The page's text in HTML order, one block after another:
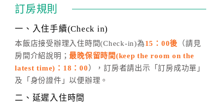
話方式異動訂單。
※非客服時間之申辦異動，皆為次日計算及辦理。
五、客服時間
週一至週日，上午9:00～晚上6:00
六、聯絡方式
(07)9682715 。
訂房規則
一、入住手續(Check in)
本飯店接受辦理入住時間(Check-in)為15：00後 （請見
房間介紹說明；最晚保留時間(keep the room on the
latest time)：18：00 ），訂房者請出示「訂房成功單」
及「身份證件」以便辦理。
二、延遲入住時間